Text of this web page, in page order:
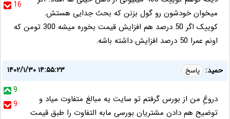
16
میخوان خودشون رو گول بزنن که بحث جدایی هستش.
کوییک اگر 50 درصد هم افزایش قیمت بخوره میشه 300 تومن که
اونم عمرا 50 درصد افزایش داشته باشه.
حمید: پاسخ
۱۴۰۲/۱/۳۰ ۱۴:۵۵:۲۳
9
9
دروغِ من از بورس گرفتم تو سایت یه مبالغ متفاوت میاد و
توضیح هم دادن مشتریان بورسی مابه التفاوت را طبق قیمت